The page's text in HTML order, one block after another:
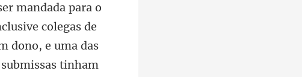
mandada para o
colegas de
dono, e uma das